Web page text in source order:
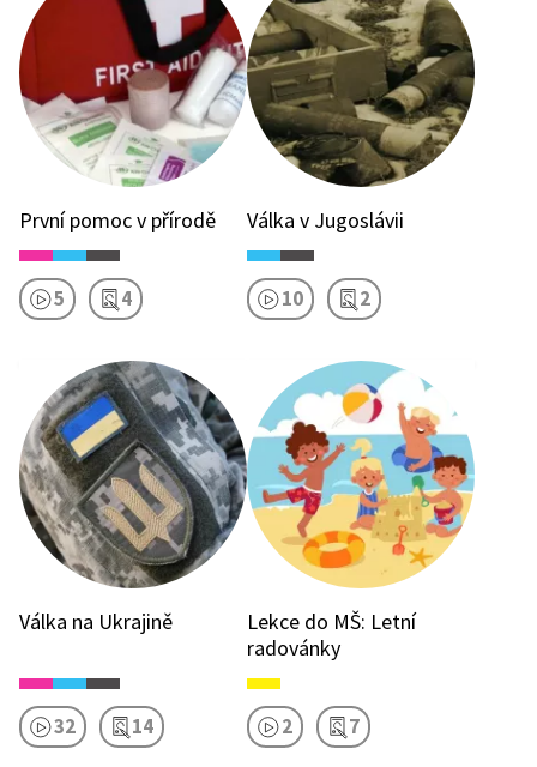
První pomoc v přírodě
5 4
Válka v Jugoslávii
10 2
Válka na Ukrajině
32 14
Lekce do MŠ: Letní
radovánky
2 7